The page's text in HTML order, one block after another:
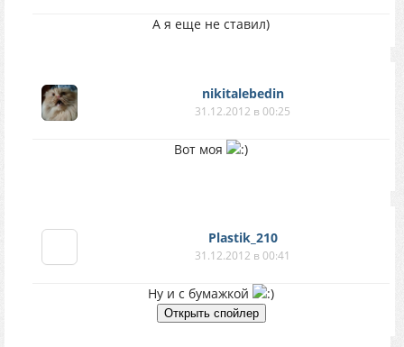
А я еще не ставил)
nikitalebedin
31.12.2012 в 00:25
Вот моя
Plastik_210
31.12.2012 в 00:41
Ну и с бумажкой